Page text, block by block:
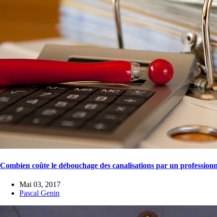
Combien coûte le débouchage des canalisations par un
Mai 03, 2017
Pascal Genin